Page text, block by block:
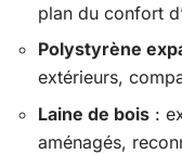
plan du confort
Polystyrène
extérieurs,
Laine de bois :
aménagés,